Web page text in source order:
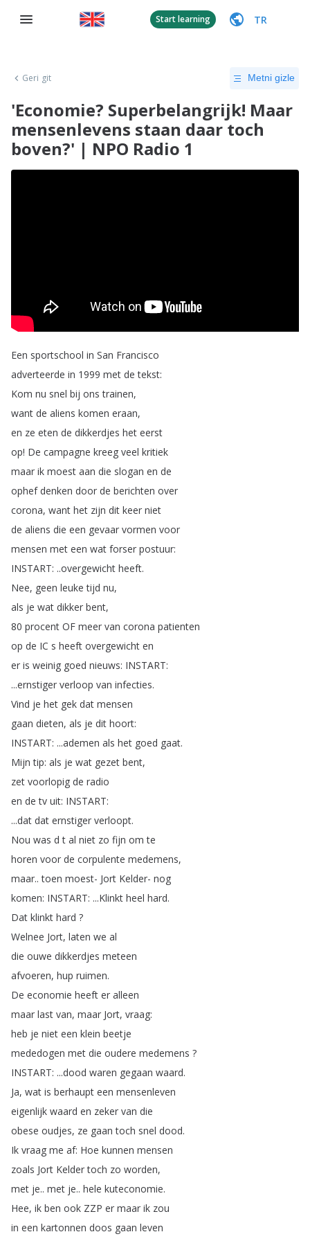
Start learning TR
Geri git Metni gizle
'Economie? Superbelangrijk! Maar
mensenlevens staan daar toch
boven?' | NPO Radio 1
Een sportschool in San Francisco
adverteerde in 1999 met de tekst:
Kom nu snel bij ons trainen,
want de aliens komen eraan,
en ze eten de dikkerdjes het eerst
op! De campagne kreeg veel kritiek
maar ik moest aan die slogan en de
ophef denken door de berichten over
corona, want het zijn dit keer niet
de aliens die een gevaar vormen voor
mensen met een wat forser postuur:
INSTART: ..overgewicht heeft.
Nee, geen leuke tijd nu,
als je wat dikker bent,
80 procent OF meer van corona patienten
op de IC s heeft overgewicht en
er is weinig goed nieuws: INSTART:
...ernstiger verloop van infecties.
Vind je het gek dat mensen
gaan dieten, als je dit hoort:
INSTART: ...ademen als het goed gaat.
Mijn tip: als je wat gezet bent,
zet voorlopig de radio
en de tv uit: INSTART:
...dat dat ernstiger verloopt.
Nou was d t al niet zo fijn om te
horen voor de corpulente medemens,
maar..toen moest- Jort Kelder- nog
komen: INSTART: ...Klinkt heel hard.
Dat klinkt hard ?
Welnee Jort, laten we al
die ouwe dikkerdjes meteen
afvoeren, hup ruimen.
De economie heeft er alleen
maar last van, maar Jort, vraag:
heb je niet een klein beetje
mededogen met die oudere medemens ?
INSTART: ...dood waren gegaan waard.
Ja, wat is berhaupt een mensenleven
eigenlijk waard en zeker van die
obese oudjes, ze gaan toch snel dood.
Ik vraag me af: Hoe kunnen mensen
zoals Jort Kelder toch zo worden,
met je.. met je.. hele kuteconomie.
Hee, ik ben ook ZZP er maar ik zou
in een kartonnen doos gaan leven